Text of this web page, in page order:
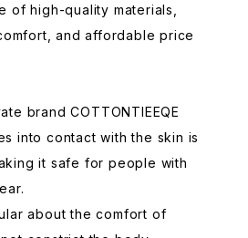
of high-quality materials,
and affordable price
brand COTTONTIEEQE
into contact with the skin is
it safe for people with
about the comfort of